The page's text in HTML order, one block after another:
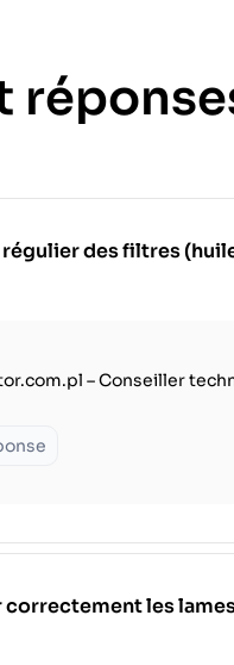
des filtres
– Conseiller
les